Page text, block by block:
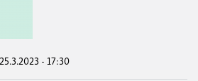
- 17:30